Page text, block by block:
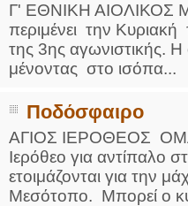
Γ' ΕΘΝΙΚΗ ΑΙΟΛΙΚΟΣ
περιμένει την
της 3ης αγωνιστικής.
μένοντας στο ισόπα...
Ποδόσφαιρο
ΑΓΙΟΣ ΙΕΡΟΘΕΟΣ
Ιερόθεο για αντίπαλο
ετοιμάζονται για την
Μεσότοπο. Μπορεί ο